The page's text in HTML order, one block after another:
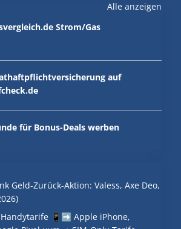
Alle anzeigen
Strom/Gas
auf
für Bonus-Deals werben
Geld-Zurück-Aktion: Valess, Axe Deo,
📱➡️ Apple iPhone,